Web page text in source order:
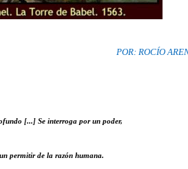
POR: ROCÍO
[...] Se interroga por un poder,
permitir de la razón humana.